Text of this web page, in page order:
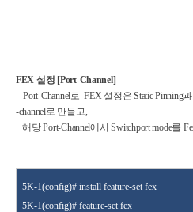
FEX 설정 [Port-Channel]
- Port-Channel로 FEX 설정은 Static Pinning
-channel로 만들고,
해당 Port-Channel에서 Switchport mode를
5K-1(config)# install feature-set
5K-1(config)# feature-set